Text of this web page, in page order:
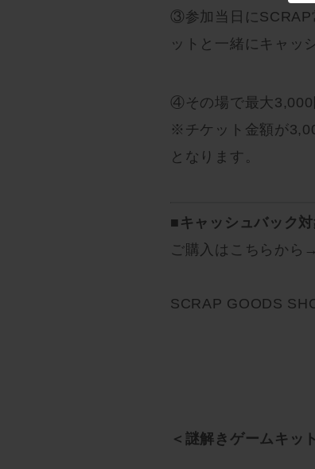
③参加当日にSCRAP
ットと一緒にキャッ
④その場で最大3,000
※チケット金額が
となります。
■キャッシュバック
ご購入はこちらから→
SCRAP GOODS
＜謎解きゲームキッ